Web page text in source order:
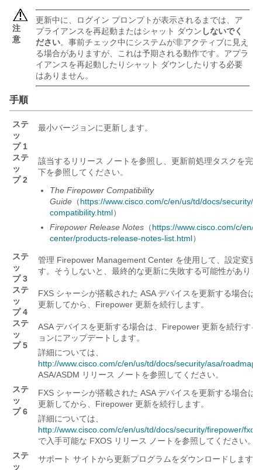
注
意
更新中に、ログイン プロンプトが表示されるまでは、ア
プライアンスを再起動またはシャット ダウン しないでく
ださい。事前チェック中にシステムが非アクティブに見え
る場合がありますが、これは予期される動作です。アプラ
イアンスを再起動したりシャット ダウンしたりする必要
はありません。
手順
ステ
ッ
プ 1
最小バージョンに更新します。
ステ
ッ
プ 2
該当するリリース ノートを参照し、更新前処理タスクを完
下を参照してください。
The Firepower Compatibility
Guide （https://www.cisco.com/c/en/us/td/docs/security/
compatibility.html）
Firepower Release Notes （https://www.cisco.com/c/en/
center/products-release-notes-list.html）
ステ
ッ
プ 3
管理 Firepower Management Center を使用して、設定変更
す。そうしないと、最終的な更新に失敗する可能性がありま
ステ
ッ
プ 4
FXS シャーシが搭載された ASA デバイスを更新する場合は
更新してから、Firepower 更新を続行します。
ステ
ッ
プ 5
ASA デバイスを更新する場合は、Firepower 更新を続行す
ョンにアップデートします。
詳細については、
http://www.cisco.com/c/en/us/td/docs/security/asa/
ASA/ASDM リリース ノートを参照してください。
ステ
ッ
プ 6
FXS シャーシが搭載された ASA デバイスを更新する場合は
更新してから、Firepower 更新を続行します。
詳細については、
http://www.cisco.com/c/en/us/td/docs/security/firepower/
で入手可能な FXOS リリース ノートを参照してください。
ステ
ッ
サポート サイトから更新プログラムをダウンロードします。